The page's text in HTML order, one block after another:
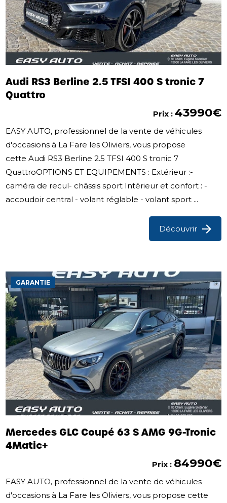
Audi RS3 Berline 2.5 TFSI 400 S tronic 7
Quattro
Prix : 43990€
EASY AUTO, professionnel de la vente de véhicules
d'occasions à La Fare les Oliviers, vous propose
cette Audi RS3 Berline 2.5 TFSI 400 S tronic 7
QuattroOPTIONS ET EQUIPEMENTS : Extérieur :-
caméra de recul- châssis sport Intérieur et confort : -
accoudoir central - volant réglable - volant sport ...
Découvrir
GARANTIE
Mercedes GLC Coupé 63 S AMG 9G-Tronic
4Matic+
Prix : 84990€
EASY AUTO, professionnel de la vente de véhicules
d'occasions à La Fare les Oliviers, vous propose cette